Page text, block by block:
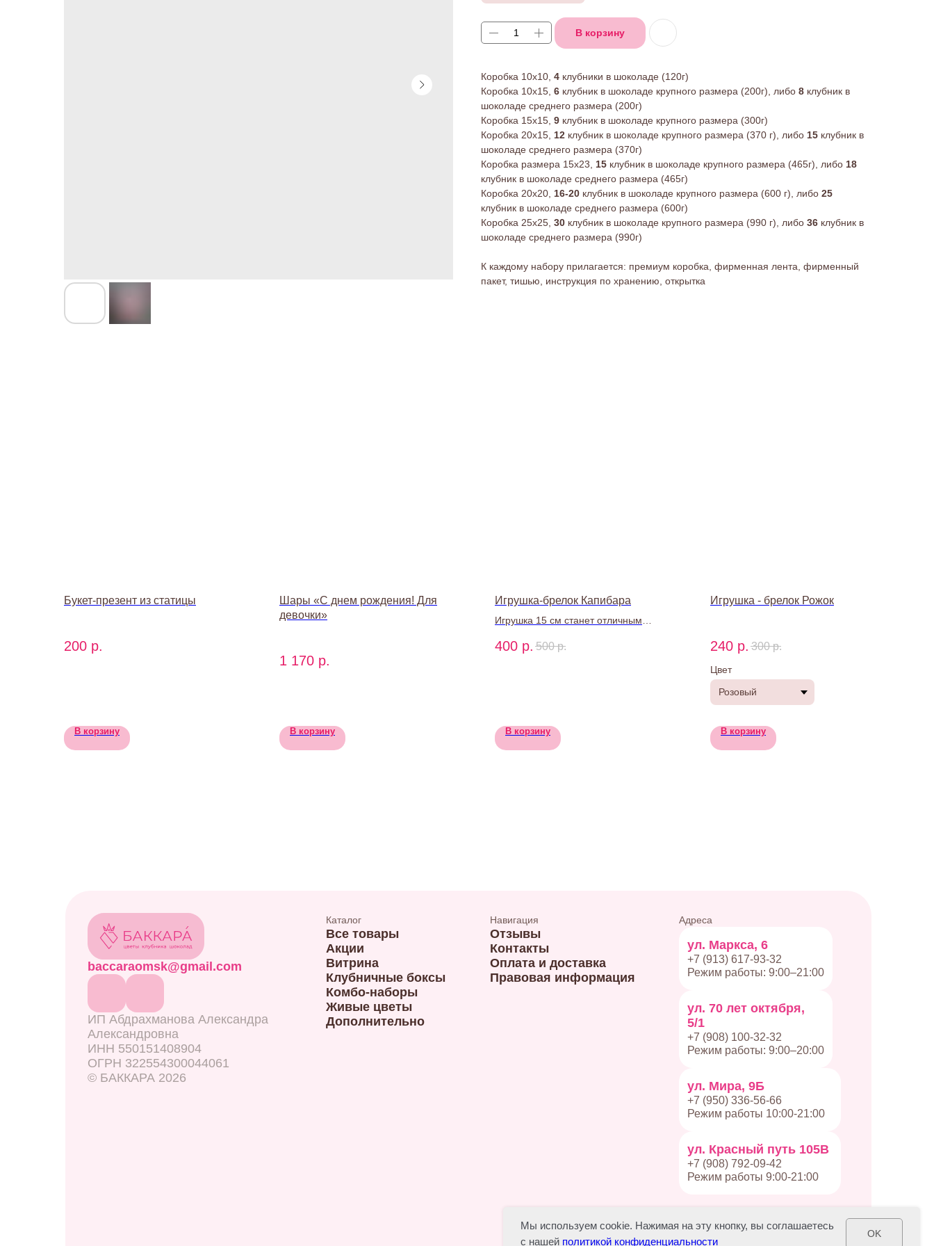
В корзину
Коробка 10х10, 4 клубники в шоколаде (120г)
Коробка 10х15, 6 клубник в шоколаде крупного размера (200г), либо 8 клубник в
шоколаде среднего размера (200г)
Коробка 15х15, 9 клубник в шоколаде крупного размера (300г)
Коробка 20х15, 12 клубник в шоколаде крупного размера (370 г), либо 15 клубник в
шоколаде среднего размера (370г)
Коробка размера 15х23, 15 клубник в шоколаде крупного размера (465г), либо 18
клубник в шоколаде среднего размера (465г)
Коробка 20х20, 16-20 клубник в шоколаде крупного размера (600 г), либо 25
клубник в шоколаде среднего размера (600г)
Коробка 25х25, 30 клубник в шоколаде крупного размера (990 г), либо 36 клубник в
шоколаде среднего размера (990г)
К каждому набору прилагается: премиум коробка, фирменная лента, фирменный
пакет, тишью, инструкция по хранению, открытка
Букет-презент из статицы
200 р.
В корзину
Шары «С днем рождения! Для
девочки»
1 170 р.
В корзину
Игрушка-брелок Капибара
Игрушка 15 см станет отличным
400 р. 500 р.
В корзину
Игрушка - брелок Рожок
240 р. 300 р.
Цвет
В корзину
baccaraomsk@gmail.com
ИП Абдрахманова Александра
Александровна
ИНН 550151408904
ОГРН 322554300044061
© БАККАРА 2026
Каталог
Все товары
Акции
Витрина
Клубничные боксы
Комбо-наборы
Живые цветы
Дополнительно
Навигация
Отзывы
Контакты
Оплата и доставка
Правовая информация
Адреса
ул. Маркса, 6
+7 (913) 617-93-32
Режим работы: 9:00–21:00
ул. 70 лет октября,
5/1
+7 (908) 100-32-32
Режим работы: 9:00–20:00
ул. Мира, 9Б
+7 (950) 336-56-66
Режим работы 10:00-21:00
ул. Красный путь 105В
+7 (908) 792-09-42
Режим работы 9:00-21:00
Мы используем cookie. Нажимая на эту кнопку, вы соглашаетесь
с нашей политикой конфиденциальности
OK